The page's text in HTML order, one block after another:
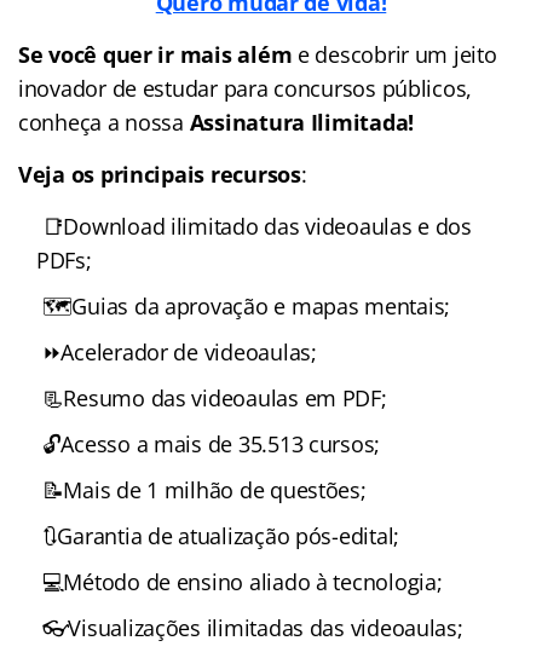
Se você quer ir mais além e descobrir um jeito
inovador de estudar para concursos públicos,
conheça a nossa Assinatura Ilimitada!
Veja os principais recursos:
📑Download ilimitado das videoaulas e dos
PDFs;
🗺️Guias da aprovação e mapas mentais;
⏩Acelerador de videoaulas;
📃Resumo das videoaulas em PDF;
🔓Acesso a mais de 35.513 cursos;
📝Mais de 1 milhão de questões;
🔃Garantia de atualização pós-edital;
💻Método de ensino aliado à tecnologia;
👓Visualizações ilimitadas das videoaulas;